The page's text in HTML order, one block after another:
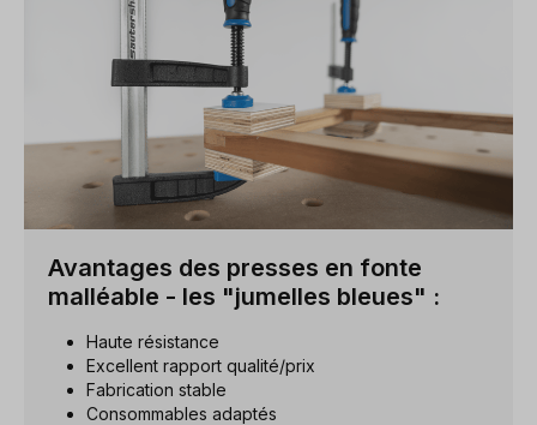
Avantages des presses en fonte
malléable - les "jumelles bleues" :
Haute résistance
Excellent rapport qualité/prix
Fabrication stable
Consommables adaptés